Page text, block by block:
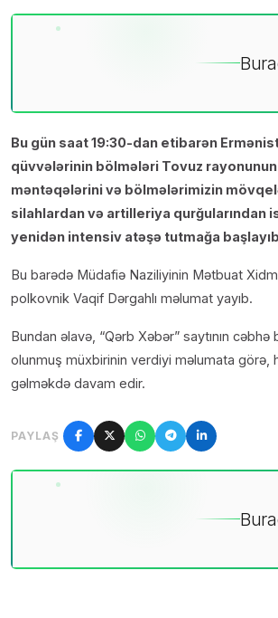
Bu gün saat 19:30-dan etibarən
qüvvələrinin bölmələri Tovuz rayonunun
məntəqələrini və bölmələrimizin
silahlardan və artilleriya qurğularından
yenidən intensiv atəşə tutmağa
Bu barədə Müdafiə Naziliyinin Mətbuat
polkovnik Vaqif Dərgahlı məlumat yayıb.
Bundan əlavə, “Qərb Xəbər” saytının
olunmuş müxbirinin verdiyi məlumata görə,
gəlməkdə davam edir.
PAYLAŞ